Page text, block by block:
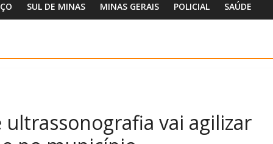
SUL DE MINAS MINAS GERAIS POLICIAL SAÚDE
vai agilizar